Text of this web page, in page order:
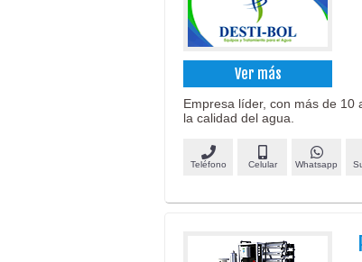
Ver más
Empresa líder, con más de 10
la calidad del agua.
Teléfono Celular Whatsapp